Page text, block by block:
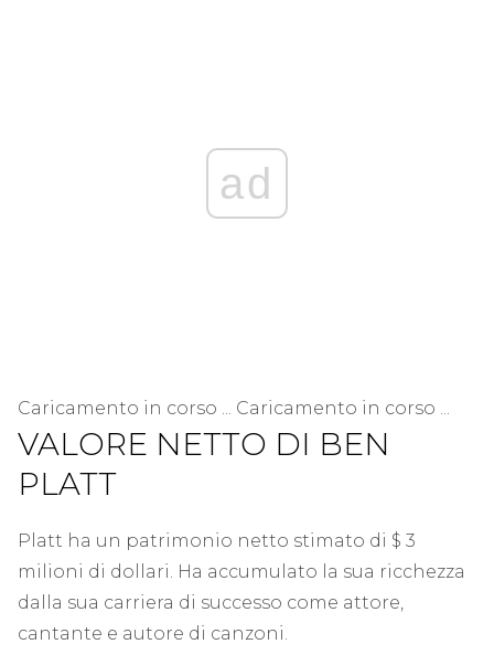
ad
Caricamento in corso ... Caricamento in corso ...
VALORE NETTO DI BEN
PLATT
Platt ha un patrimonio netto stimato di $ 3
milioni di dollari. Ha accumulato la sua ricchezza
dalla sua carriera di successo come attore,
cantante e autore di canzoni.